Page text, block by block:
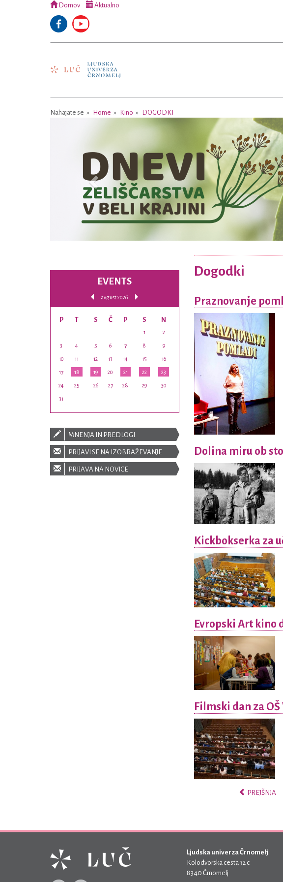
Domov Aktualno
Nahajate se Home Kino DOGODKI
Dogodki
Praznovanje
Dolina miru ob
Kickbokserka za
Evropski Art kino
Filmski dan za
PREJŠNJA
EVENTS
avgust 2026
P T S Č P S N
1 2
3 4 5 6 7 8 9
10 11 12 13 14 15 16
17 18 19 20 21 22 23
24 25 26 27 28 29 30
31
MNENJA IN PREDLOGI
PRIJAVI SE NA IZOBRAŽEVANJE
PRIJAVA NA NOVICE
Ljudska univerza Črnomelj
Kolodvorska cesta 32 c
8340 Črnomelj